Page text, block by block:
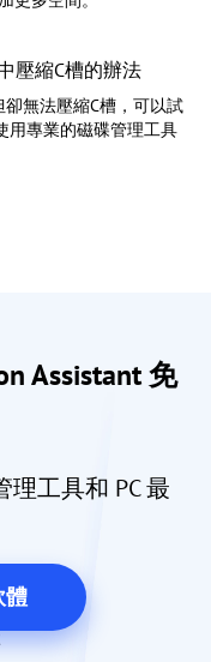
壓縮C槽的辦法
無法壓縮C槽，可以試
用專業的磁碟管理工具
Assistant 免
工具和 PC 最
體